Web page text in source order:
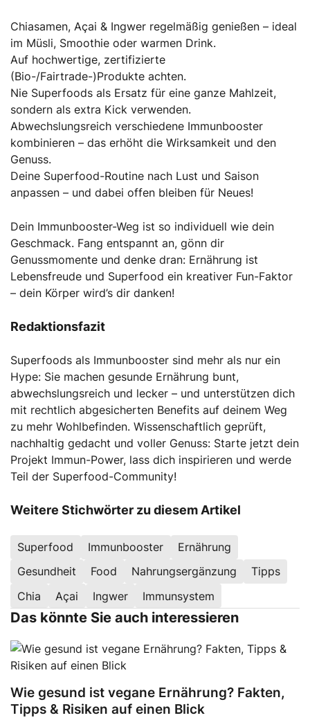
Chiasamen, Açai & Ingwer regelmäßig genießen – ideal
im Müsli, Smoothie oder warmen Drink.
Auf hochwertige, zertifizierte
(Bio-/Fairtrade-)Produkte achten.
Nie Superfoods als Ersatz für eine ganze Mahlzeit,
sondern als extra Kick verwenden.
Abwechslungsreich verschiedene Immunbooster
kombinieren – das erhöht die Wirksamkeit und den
Genuss.
Deine Superfood-Routine nach Lust und Saison
anpassen – und dabei offen bleiben für Neues!
Dein Immunbooster-Weg ist so individuell wie dein
Geschmack. Fang entspannt an, gönn dir
Genussmomente und denke dran: Ernährung ist
Lebensfreude und Superfood ein kreativer Fun-Faktor
– dein Körper wird’s dir danken!
Redaktionsfazit
Superfoods als Immunbooster sind mehr als nur ein
Hype: Sie machen gesunde Ernährung bunt,
abwechslungsreich und lecker – und unterstützen dich
mit rechtlich abgesicherten Benefits auf deinem Weg
zu mehr Wohlbefinden. Wissenschaftlich geprüft,
nachhaltig gedacht und voller Genuss: Starte jetzt dein
Projekt Immun-Power, lass dich inspirieren und werde
Teil der Superfood-Community!
Weitere Stichwörter zu diesem Artikel
Superfood Immunbooster
Ernährung
Gesundheit
Food Nahrungsergänzung
Tipps
Chia
Açai Ingwer Immunsystem
Das könnte Sie auch interessieren
Wie gesund ist vegane Ernährung? Fakten,
Tipps & Risiken auf einen Blick